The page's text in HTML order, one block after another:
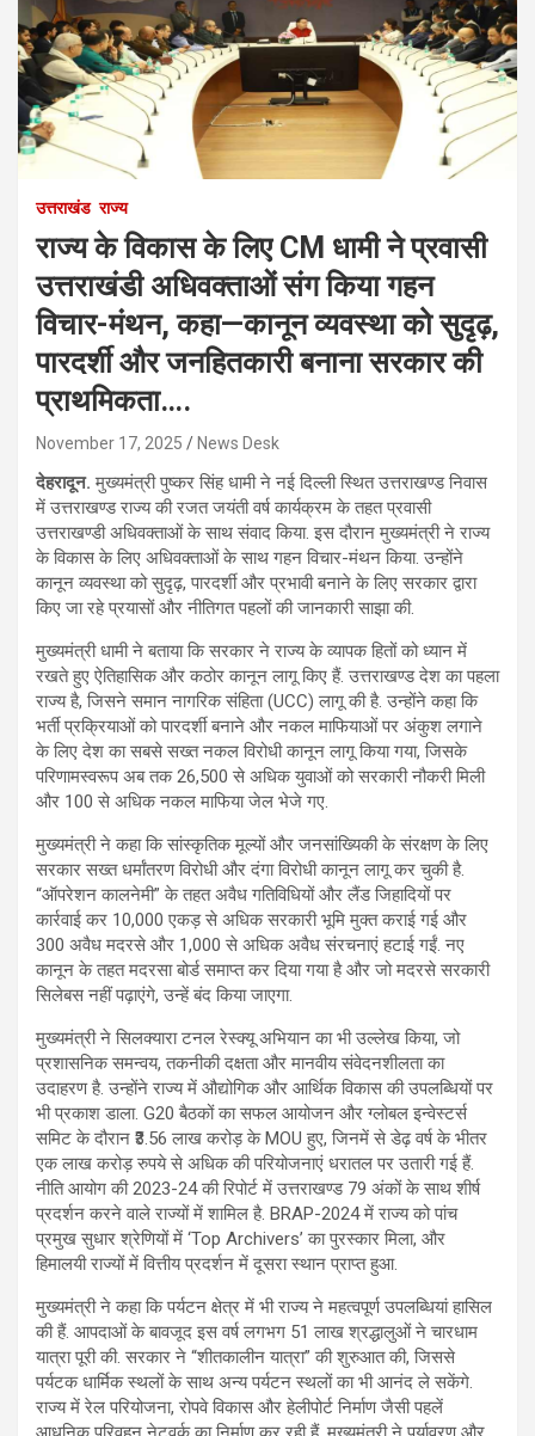
उत्तराखंड राज्य
राज्य के विकास के लिए CM धामी ने प्रवासी
उत्तराखंडी अधिवक्ताओं संग किया गहन
विचार-मंथन, कहा—कानून व्यवस्था को सुदृढ़,
पारदर्शी और जनहितकारी बनाना सरकार की
प्राथमिकता….
November 17, 2025 News Desk
देहरादून.मुख्यमंत्री पुष्कर सिंह धामी ने नई दिल्ली स्थित उत्तराखण्ड निवास
में उत्तराखण्ड राज्य की रजत जयंती वर्ष कार्यक्रम के तहत प्रवासी
उत्तराखण्डी अधिवक्ताओं के साथ संवाद किया. इस दौरान मुख्यमंत्री ने राज्य
के विकास के लिए अधिवक्ताओं के साथ गहन विचार-मंथन किया. उन्होंने
कानून व्यवस्था को सुदृढ़, पारदर्शी और प्रभावी बनाने के लिए सरकार द्वारा
किए जा रहे प्रयासों और नीतिगत पहलों की जानकारी साझा की.
मुख्यमंत्री धामी ने बताया कि सरकार ने राज्य के व्यापक हितों को ध्यान में
रखते हुए ऐतिहासिक और कठोर कानून लागू किए हैं. उत्तराखण्ड देश का पहला
राज्य है, जिसने समान नागरिक संहिता (UCC) लागू की है. उन्होंने कहा कि
भर्ती प्रक्रियाओं को पारदर्शी बनाने और नकल माफियाओं पर अंकुश लगाने
के लिए देश का सबसे सख्त नकल विरोधी कानून लागू किया गया, जिसके
परिणामस्वरूप अब तक 26,500 से अधिक युवाओं को सरकारी नौकरी मिली
और 100 से अधिक नकल माफिया जेल भेजे गए.
मुख्यमंत्री ने कहा कि सांस्कृतिक मूल्यों और जनसांख्यिकी के संरक्षण के लिए
सरकार सख्त धर्मांतरण विरोधी और दंगा विरोधी कानून लागू कर चुकी है.
“ऑपरेशन कालनेमी” के तहत अवैध गतिविधियों और लैंड जिहादियों पर
कार्रवाई कर 10,000 एकड़ से अधिक सरकारी भूमि मुक्त कराई गई और
300 अवैध मदरसे और 1,000 से अधिक अवैध संरचनाएं हटाई गईं. नए
कानून के तहत मदरसा बोर्ड समाप्त कर दिया गया है और जो मदरसे सरकारी
सिलेबस नहीं पढ़ाएंगे, उन्हें बंद किया जाएगा.
मुख्यमंत्री ने सिलक्यारा टनल रेस्क्यू अभियान का भी उल्लेख किया, जो
प्रशासनिक समन्वय, तकनीकी दक्षता और मानवीय संवेदनशीलता का
उदाहरण है. उन्होंने राज्य में औद्योगिक और आर्थिक विकास की उपलब्धियों पर
भी प्रकाश डाला. G20 बैठकों का सफल आयोजन और ग्लोबल इन्वेस्टर्स
समिट के दौरान ₹3.56 लाख करोड़ के MOU हुए, जिनमें से डेढ़ वर्ष के भीतर
एक लाख करोड़ रुपये से अधिक की परियोजनाएं धरातल पर उतारी गई हैं.
नीति आयोग की 2023-24 की रिपोर्ट में उत्तराखण्ड 79 अंकों के साथ शीर्ष
प्रदर्शन करने वाले राज्यों में शामिल है. BRAP-2024 में राज्य को पांच
प्रमुख सुधार श्रेणियों में ‘Top Archivers’ का पुरस्कार मिला, और
हिमालयी राज्यों में वित्तीय प्रदर्शन में दूसरा स्थान प्राप्त हुआ.
मुख्यमंत्री ने कहा कि पर्यटन क्षेत्र में भी राज्य ने महत्वपूर्ण उपलब्धियां हासिल
की हैं. आपदाओं के बावजूद इस वर्ष लगभग 51 लाख श्रद्धालुओं ने चारधाम
यात्रा पूरी की. सरकार ने “शीतकालीन यात्रा” की शुरुआत की, जिससे
पर्यटक धार्मिक स्थलों के साथ अन्य पर्यटन स्थलों का भी आनंद ले सकेंगे.
राज्य में रेल परियोजना, रोपवे विकास और हेलीपोर्ट निर्माण जैसी पहलें